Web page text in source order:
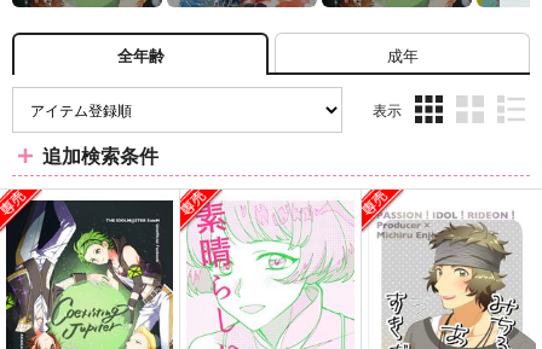
全年齢 成年
表示
ム
表
示
ム
表
示
ム
表
示
追加検索条件